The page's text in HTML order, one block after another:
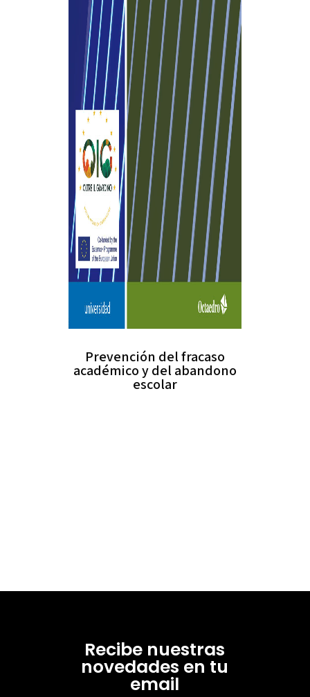
Prevención del fracaso
académico y del abandono
escolar
Recibe nuestras
novedades en tu
email